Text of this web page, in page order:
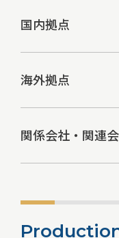
国内拠点
海外拠点
関係会社・関連